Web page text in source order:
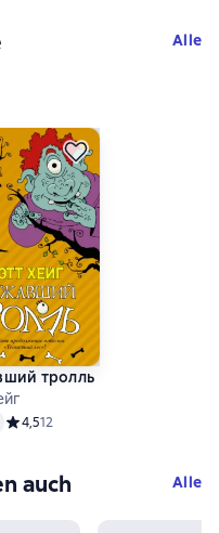
Alle
34 оценок
тролль
Средний рейтинг 4,5 на основе
4,512
auch Alle